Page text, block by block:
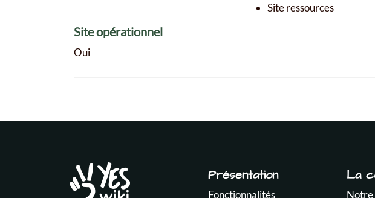
Site ressources
Site opérationnel
Oui
Présentation
Fonctionnalités
La
Notre